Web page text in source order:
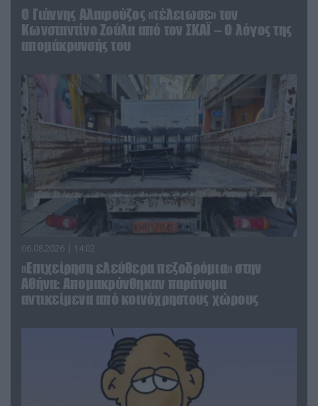
Ο Γιάννης Αλαφούζος «τέλειωσε» τον
Κωνσταντίνο Ζούλα από τον ΣΚΑΪ – Ο λόγος της
απομάκρυνσής του
06.08.2026 | 14:02
«Επιχείρηση ελεύθερα πεζοδρόμια» στην
Αθήνα: Απομακρύνθηκαν παράνομα
αντικείμενα από κοινόχρηστους χώρους